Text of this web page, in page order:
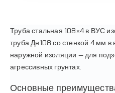
Труба стальная 108×4 в ВУС
труба Дн108 со стенкой 4 мм
наружной изоляции — для
агрессивных грунтах.
Основные